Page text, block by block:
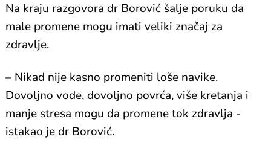
Na kraju razgovora dr Borović šalje poruku da
male promene mogu imati veliki značaj za
zdravlje.
– Nikad nije kasno promeniti loše navike.
Dovoljno vode, dovoljno povrća, više kretanja i
manje stresa mogu da promene tok zdravlja -
istakao je dr Borović.